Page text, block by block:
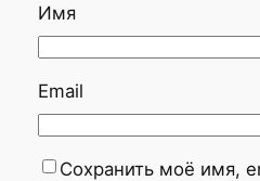
Имя
Email
Сохранить моё имя,